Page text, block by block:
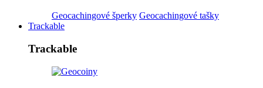
Geocachingové šperky Geocachingové tašky
Trackable
Trackable